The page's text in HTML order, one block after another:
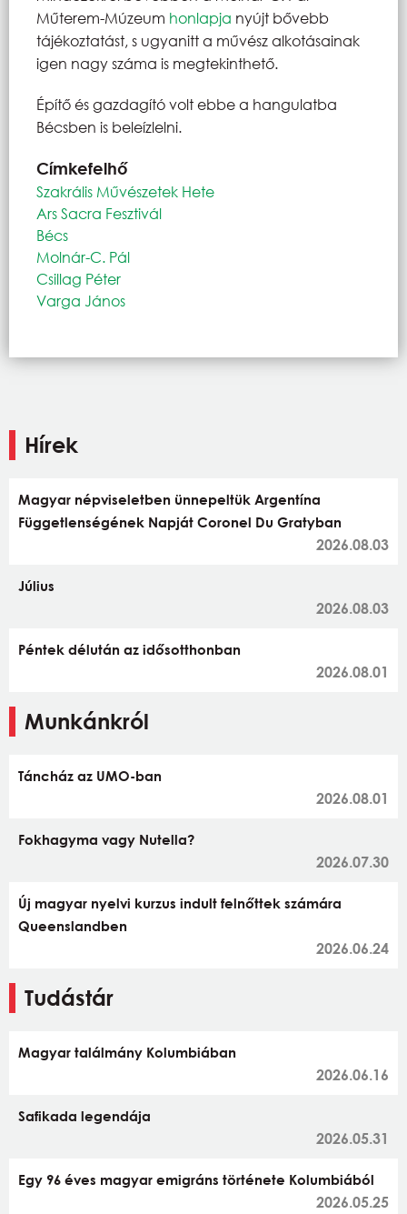
Műterem-Múzeum honlapja nyújt bővebb
tájékoztatást, s ugyanitt a művész alkotásainak
igen nagy száma is megtekinthető.
Építő és gazdagító volt ebbe a hangulatba
Bécsben is beleízlelni.
Címkefelhő
Szakrális Művészetek Hete
Ars Sacra Fesztivál
Bécs
Molnár-C. Pál
Csillag Péter
Varga János
Hírek
Magyar népviseletben ünnepeltük Argentína
Függetlenségének Napját Coronel Du Gratyban
2026.08.03
Július
2026.08.03
Péntek délután az idősotthonban
2026.08.01
Munkánkról
Táncház az UMO-ban
2026.08.01
Fokhagyma vagy Nutella?
2026.07.30
Új magyar nyelvi kurzus indult felnőttek számára
Queenslandben
2026.06.24
Tudástár
Magyar találmány Kolumbiában
2026.06.16
Safikada legendája
2026.05.31
Egy 96 éves magyar emigráns története Kolumbiából
2026.05.25